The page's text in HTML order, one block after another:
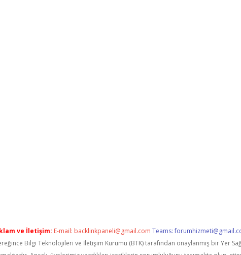
ve İletişim: E-mail: backlinkpaneli@gmail.com Teams:
Bilgi Teknolojileri ve İletişim Kurumu (BTK) tarafından onaylanmış bir